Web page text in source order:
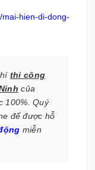
hien-di-dong-
thi công
của
100%. Quý
để được hỗ
miễn